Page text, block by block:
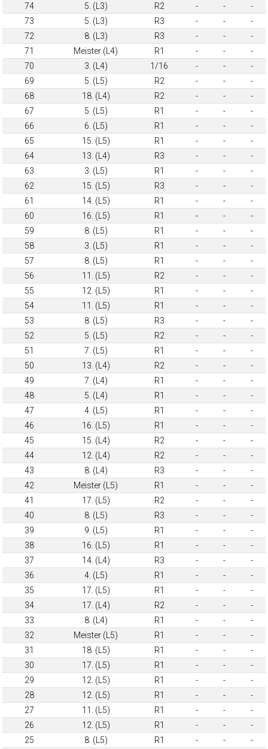
74
5. (L3) R2 - -
-
73
5. (L3) R3 - -
-
72
8. (L3) R3 - -
-
71
Meister (L4) R1 - -
-
70
3. (L4) 1/16 - -
-
69
5. (L5) R2 - -
-
68
18. (L4) R2 - -
-
67
5. (L5) R1 - -
-
66
6. (L5) R1 - -
-
65
15. (L5) R1 - -
-
64
13. (L4) R3 - -
-
63
3. (L5) R1 - -
-
62
15. (L5) R3 - -
-
61
14. (L5) R1 - -
-
60
16. (L5) R1 - -
-
59
8. (L5) R1 - -
-
58
3. (L5) R1 - -
-
57
8. (L5) R1 - -
-
56
11. (L5) R2 - -
-
55
12. (L5) R1 - -
-
54
11. (L5) R1 - -
-
53
8. (L5) R3 - -
-
52
5. (L5) R2 - -
-
51
7. (L5) R1 - -
-
50
13. (L4) R2 - -
-
49
7. (L4) R1 - -
-
48
5. (L4) R1 - -
-
47
4. (L5) R1 - -
-
46
16. (L5) R1 - -
-
45
15. (L4) R2 - -
-
44
12. (L4) R2 - -
-
43
8. (L4) R3 - -
-
42
Meister (L5) R1 - -
-
41
17. (L5) R2 - -
-
40
8. (L5) R3 - -
-
39
9. (L5) R1 - -
-
38
16. (L5) R1 - -
-
37
14. (L4) R3 - -
-
36
4. (L5) R1 - -
-
35
17. (L5) R1 - -
-
34
17. (L4) R2 - -
-
33
8. (L4) R1 - -
-
32
Meister (L5) R1 - -
-
31
18. (L5) R1 - -
-
30
17. (L5) R1 - -
-
29
12. (L5) R1 - -
-
28
12. (L5) R1 - -
-
27
11. (L5) R1 - -
-
26
12. (L5) R1 - -
-
25
8. (L5) R1 - -
-